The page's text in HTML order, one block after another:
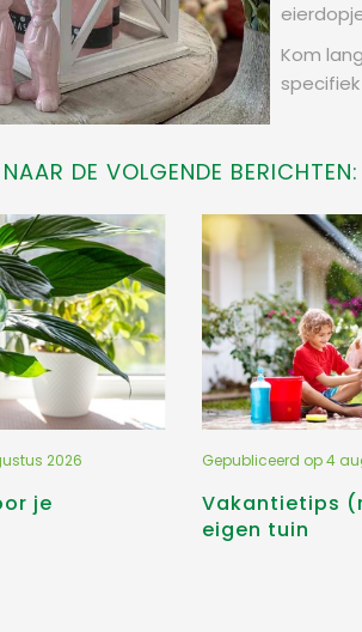
Kom
DE VOLGENDE BERICHTEN:
je
2026
Vakantietips
eigen tuin
Gepubliceerd op4